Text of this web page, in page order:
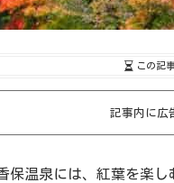
この記
記事内に広
保温泉には、紅葉を楽